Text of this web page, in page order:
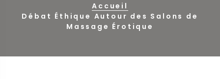
Accueil
Débat Éthique Autour des Salons de
Massage Érotique